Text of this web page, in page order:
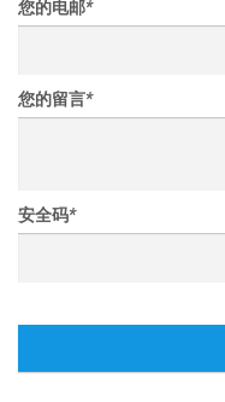
您的电邮*
您的留言*
安全码*